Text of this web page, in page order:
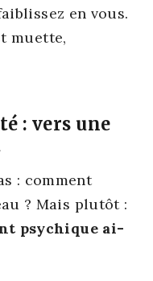
en vous.
muette,
: vers une
: com­ment
? Mais plu­tôt :
psy­chique ai-